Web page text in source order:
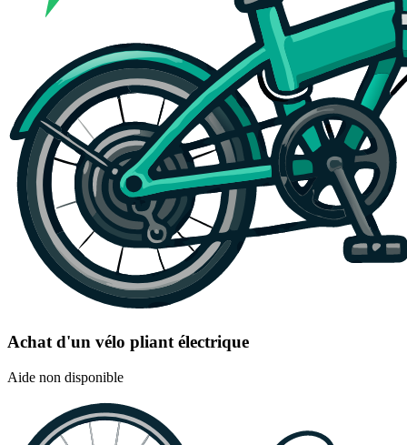
Achat d'un vélo pliant électrique
Aide non disponible